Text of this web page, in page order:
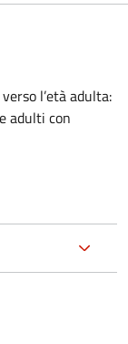
l’età adulta:
adulti con